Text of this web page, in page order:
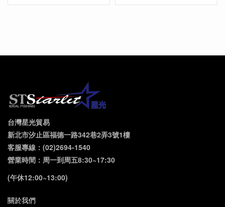
台灣星光貿易
新北市汐止區福德一路342巷2弄3號1樓
客服專線：(02)2694-1540
營業時間：周一到周五8:30~17:30
(午休12:00~13:00)
關於我們